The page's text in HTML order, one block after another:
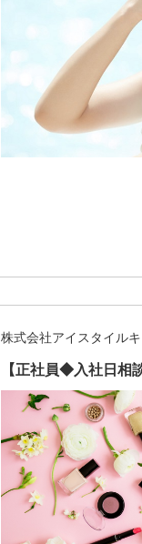
株式会社アイスタイル
【正社員◆入社日相